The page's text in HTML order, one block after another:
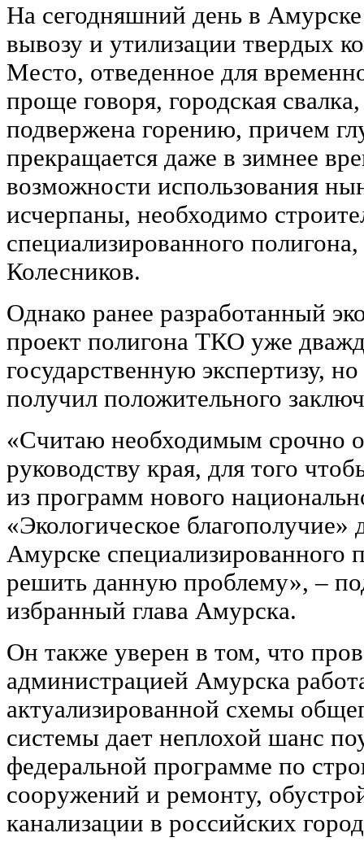
На сегодняшний день в
вывозу и утилизации твердых
Место, отведенное для
проще говоря, городская
подвержена горению, причем
прекращается даже в зимнее
возможности использования
исчерпаны, необходимо
специализированного
Колесников.
Однако ранее разработанный
проект полигона ТКО уже
государственную экспертизу,
получил положительного
«Считаю необходимым срочно
руководству края, для того
из программ нового
«Экологическое благополучие»
Амурске
решить данную проблему», ‒
избранный глава Амурска.
Он также уверен в том, что
администрацией Амурска
актуализированной схемы
системы дает неплохой шанс
федеральной программе по
сооружений и ремонту,
канализации в российских